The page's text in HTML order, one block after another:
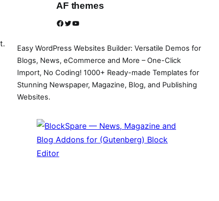
AF themes
Facebook Twitter YouTube
Easy WordPress Websites Builder: Versatile Demos for
Blogs, News, eCommerce and More – One-Click
Import, No Coding! 1000+ Ready-made Templates for
Stunning Newspaper, Magazine, Blog, and Publishing
Websites.